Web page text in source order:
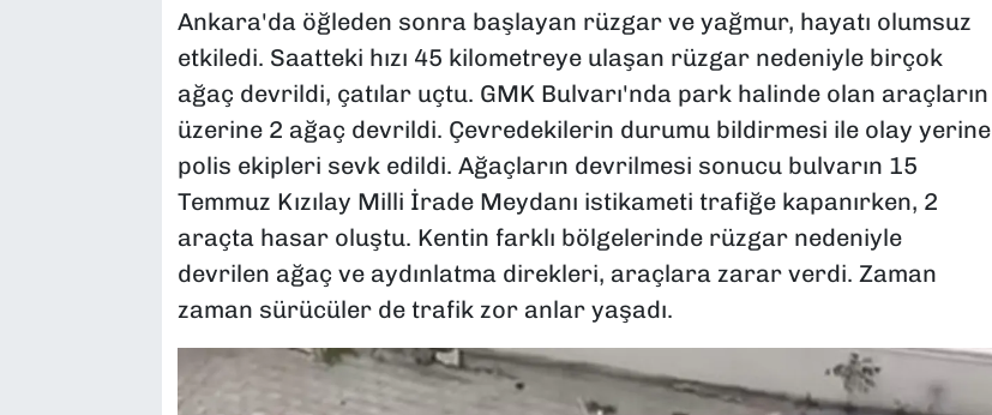
Ankara'da öğleden sonra başlayan rüzgar ve yağmur, hayatı olumsuz
etkiledi. Saatteki hızı 45 kilometreye ulaşan rüzgar nedeniyle birçok
ağaç devrildi, çatılar uçtu. GMK Bulvarı'nda park halinde olan araçların
üzerine 2 ağaç devrildi. Çevredekilerin durumu bildirmesi ile olay yerine
polis ekipleri sevk edildi. Ağaçların devrilmesi sonucu bulvarın 15
Temmuz Kızılay Milli İrade Meydanı istikameti trafiğe kapanırken, 2
araçta hasar oluştu. Kentin farklı bölgelerinde rüzgar nedeniyle
devrilen ağaç ve aydınlatma direkleri, araçlara zarar verdi. Zaman
zaman sürücüler de trafik zor anlar yaşadı.